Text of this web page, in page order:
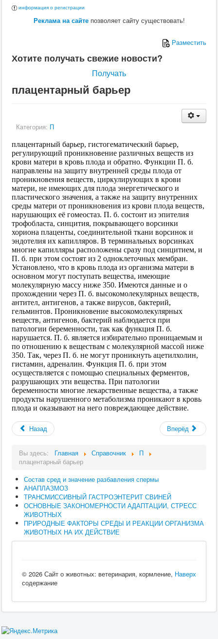
информация о регистрации
Реклама на сайтепозволяет сайту существовать!
Разместить
Хотите получать свежие новости?
Получать
плацентарный барьер
Категория: П
плацентарный барьер, гистогематический барьер,
регулирующий проникновение различных веществ из
крови матери в кровь плода и обратно. Функции П. б.
направлены на защиту внутренней среды плода от
проникновения веществ, циркулирующих в крови
матери, не имеющих для плода энергетического и
пластического значения, а также на защиту внутренних
среды матери от проникновения из крови плода веществ,
нарушающих её гомеостаз. П. б. состоит из эпителия
трофобласта, синцития, покрывающего ворсинки
хориона плаценты, соединительной ткани ворсинок и
эндотелия их капилляров. В терминальных ворсинках
многие капилляры расположены сразу под синцитием, и
П. б. при этом состоят из 2 одноклеточных мембран.
Установлено, что в кровь плода из организма матери в
основном могут поступать вещества, имеющие
молекулярную массу ниже 350. Имеются данные и о
прохождении через П. б. высокомолекулярных веществ,
антител, антигенов, а также вирусов, бактерий,
гельминтов. Проникновение высокомолекулярных
веществ, антигенов, бактерий наблюдается при
патологии беременности, так как функция П. б.
нарушается. П. б. является избирательно проницаемым и
по отношению к веществам с молекулярной массой ниже
350. Так, через П. б. не могут проникнуть ацетилхолин,
гистамин, адреналин. Функция П. б. при этом
осуществляется с помощью специальных ферментов,
разрушающих эти вещества. При патологии
беременности многие лекарственные вещества, а также
продукты нарушенного метаболизма проникают в кровь
плода и оказывают на него повреждающее действие.
Назад Вперёд
Вы здесь: Главная Справочник
П
плацентарный барьер
Состав сред и значение разбавления спермы
АНАПЛАЗМОЗ
ТРАНСМИССИВНЫЙ ГАСТРОЭНТЕРИТ СВИНЕЙ
ОСНОВНЫЕ ЗАКОНОМЕРНОСТИ АДАПТАЦИИ, СТРЕСС
ЖИВОТНЫХ
ПРИРОДНЫЕ ФАКТОРЫ СРЕДЫ И РЕАКЦИИ ОРГАНИЗМА
ЖИВОТНЫХ НА ИХ ДЕЙСТВИЕ
Наверх
© 2026 Сайт о животных: ветеринария, кормление,
содержание